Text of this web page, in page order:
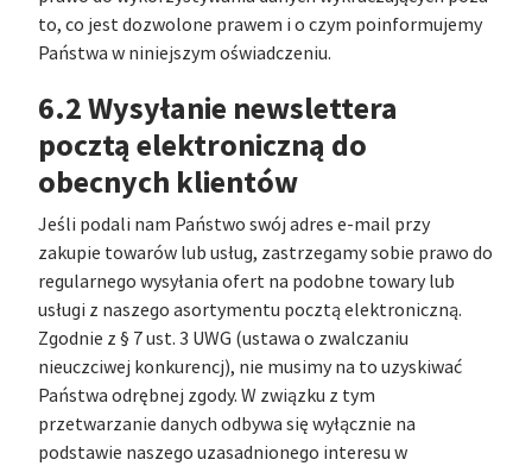
to, co jest dozwolone prawem i o czym poinformujemy
Państwa w niniejszym oświadczeniu.
6.2 Wysyłanie newslettera
pocztą elektroniczną do
obecnych klientów
Jeśli podali nam Państwo swój adres e-mail przy
zakupie towarów lub usług, zastrzegamy sobie prawo do
regularnego wysyłania ofert na podobne towary lub
usługi z naszego asortymentu pocztą elektroniczną.
Zgodnie z § 7 ust. 3 UWG (ustawa o zwalczaniu
nieuczciwej konkurencj), nie musimy na to uzyskiwać
Państwa odrębnej zgody. W związku z tym
przetwarzanie danych odbywa się wyłącznie na
podstawie naszego uzasadnionego interesu w